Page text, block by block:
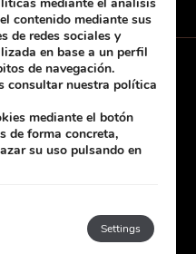
de cookies
contenido mediante sus
de redes sociales y
en base a un perfil
de navegación.
consultar nuestra política
mediante el botón
de forma concreta,
su uso pulsando en
Settings